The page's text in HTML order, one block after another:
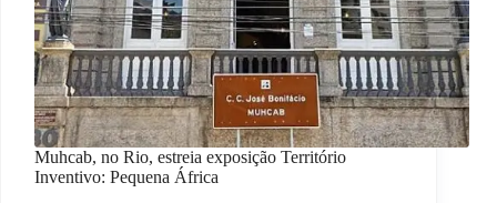
Muhcab, no Rio, estreia exposição Território
Inventivo: Pequena África